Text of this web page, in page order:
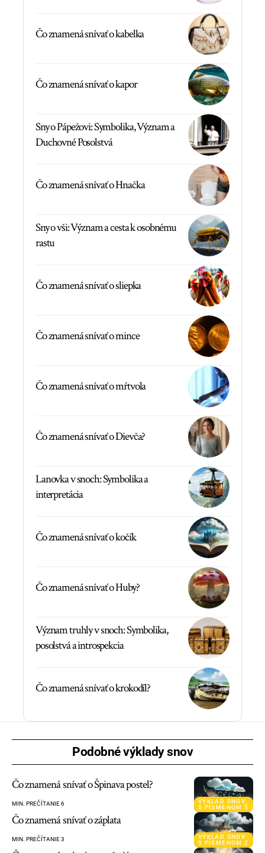
Čo znamená snívať o kabelka
Čo znamená snívať o kapor
Sny o Pápežovi: Symbolika, Význam a
Duchovné Posolstvá
Čo znamená snívať o Hnačka
Sny o vši: Význam a cesta k osobnému
rastu
Čo znamená snívať o sliepka
Čo znamená snívať o mince
Čo znamená snívať o mŕtvola
Čo znamená snívať o Dievča?
Lanovka v snoch: Symbolika a
interpretácia
Čo znamená snívať o kočík
Čo znamená snívať o Huby?
Význam truhly v snoch: Symbolika,
posolstvá a introspekcia
Čo znamená snívať o krokodíl?
Podobné výklady snov
VÝKLAD SNOV
S PÍSMENOM Š
Čo znamená snívať o Špinava postel?
MIN. PREČÍTANIE 6
VÝKLAD SNOV
S PÍSMENOM Z
Čo znamená snívať o záplata
MIN. PREČÍTANIE 3